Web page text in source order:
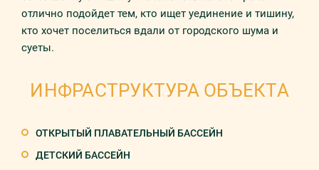
отлично подойдет тем, кто ищет уединение и тишину,
кто хочет поселиться вдали от городского шума и
суеты.
ИНФРАСТРУКТУРА ОБЪЕКТА
ОТКРЫТЫЙ ПЛАВАТЕЛЬНЫЙ БАССЕЙН
ДЕТСКИЙ БАССЕЙН